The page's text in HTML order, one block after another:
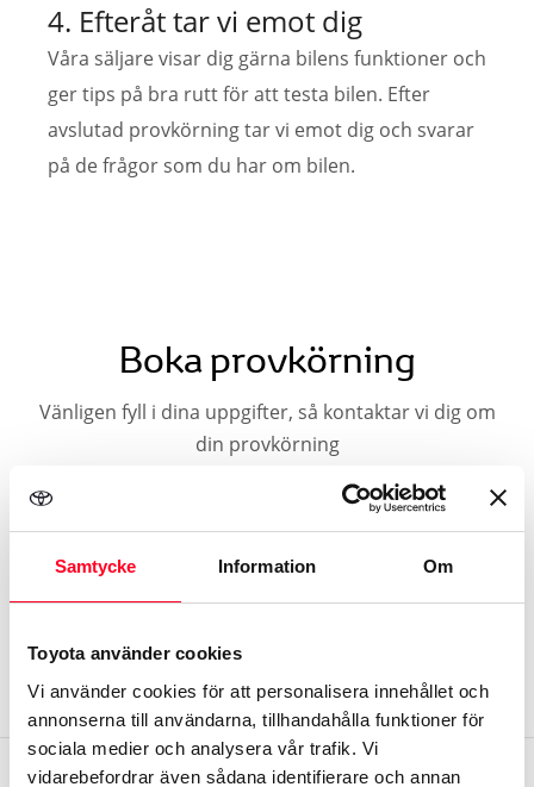
Samtycke Information Om
Toyota använder cookies
Vi använder cookies för att personalisera innehållet och
annonserna till användarna, tillhandahålla funktioner för
sociala medier och analysera vår trafik. Vi
vidarebefordrar även sådana identifierare och annan
4. Efteråt tar vi emot dig
Våra säljare visar dig gärna bilens funktioner och
ger tips på bra rutt för att testa bilen. Efter
avslutad provkörning tar vi emot dig och svarar
på de frågor som du har om bilen.
Boka provkörning
Vänligen fyll i dina uppgifter, så kontaktar vi dig om
din provkörning
1 Välj bilmodell och anläggning
2 Välj datum och tid